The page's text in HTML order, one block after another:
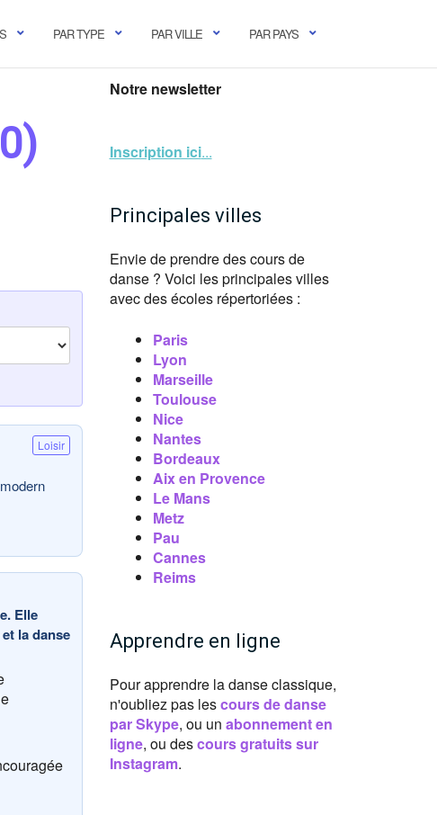
PAR TYPE PAR VILLE PAR PAYS
Loisir
Elle
la danse
Notre newsletter
Inscription ici...
Principales villes
Envie de prendre des cours de
danse ? Voici les principales villes
avec des écoles répertoriées :
Paris
Lyon
Marseille
Toulouse
Nice
Nantes
Bordeaux
Aix en Provence
Le Mans
Metz
Pau
Cannes
Reims
Apprendre en ligne
Pour apprendre la danse classique,
n'oubliez pas lescours de danse
par Skype, ou un abonnement en
ligne, ou descours gratuits sur
Instagram.